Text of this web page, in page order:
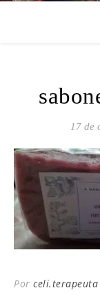
17 de
Por celi.terapeuta